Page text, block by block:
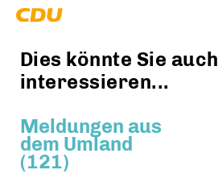
Dies könnte Sie auch
interessieren...
Meldungen aus
dem Umland
(121)